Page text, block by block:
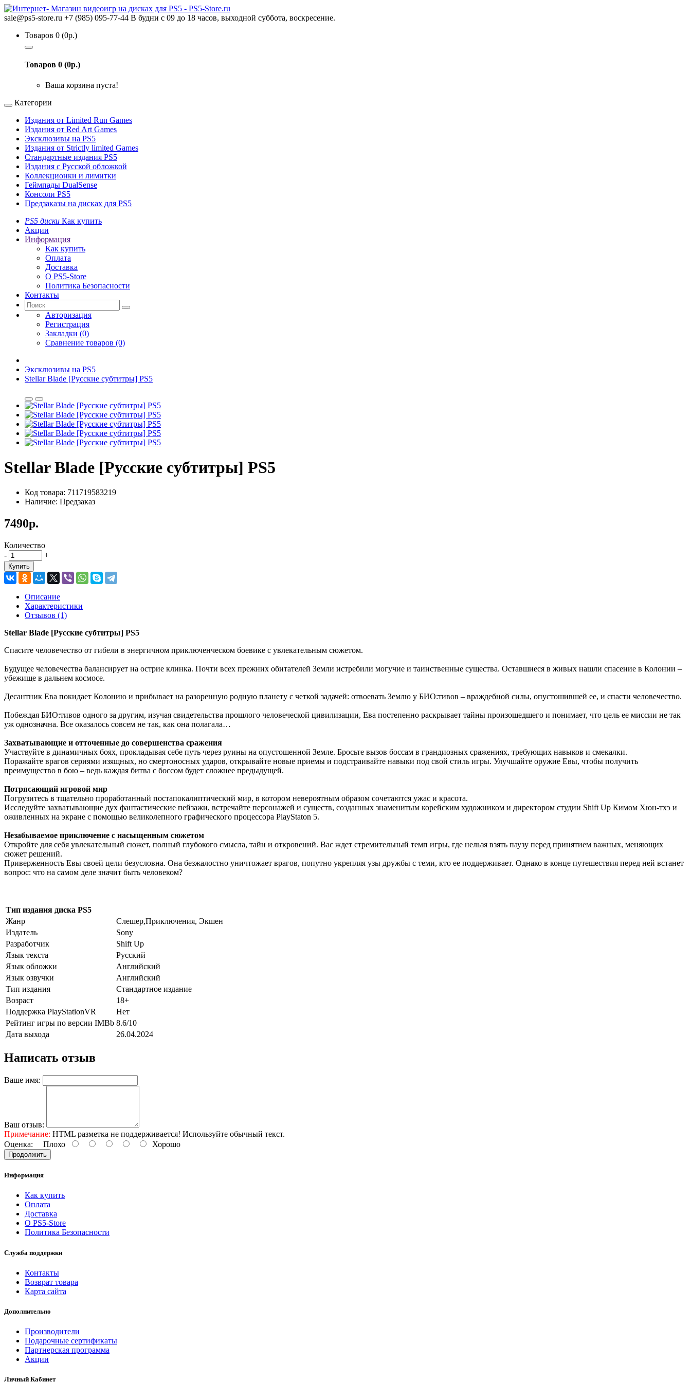
sale@ps5-store.ru +7 (985) 095-77-44 В будни с 09 до 18 часов, выходной суббота, воскресение.
Товаров 0 (0р.)
Товаров 0 (0р.)
Ваша корзина пуста!
Категории
Издания от Limited Run Games
Издания от Red Art Games
Эксклюзивы на PS5
Издания от Strictly limited Games
Стандартные издания PS5
Издания с Русской обложкой
Коллекционки и лимитки
Геймпады DualSense
Консоли PS5
Предзаказы на дисках для PS5
PS5 диски Как купить
Акции
Информация
Как купить
Оплата
Доставка
О PS5-Store
Политика Безопасности
Контакты
Авторизация
Регистрация
Закладки (0)
Сравнение товаров (0)
Эксклюзивы на PS5
Stellar Blade [Русские субтитры] PS5
Stellar Blade [Русские субтитры] PS5
Код товара: 711719583219
Наличие: Предзаказ
7490р.
Количество
-
+
Купить
Описание
Характеристики
Отзывов (1)
Stellar Blade [Русские субтитры] PS5
Спасите человечество от гибели в энергичном приключенческом боевике с увлекательным сюжетом.
Будущее человечества балансирует на острие клинка. Почти всех прежних обитателей Земли истребили могучие и таинственные существа. Оставшиеся в живых нашли спасение в Колонии –
убежище в дальнем космосе.
Десантник Ева покидает Колонию и прибывает на разоренную родную планету с четкой задачей: отвоевать Землю у БИО:тивов – враждебной силы, опустошившей ее, и спасти человечество.
Побеждая БИО:тивов одного за другим, изучая свидетельства прошлого человеческой цивилизации, Ева постепенно раскрывает тайны произошедшего и понимает, что цель ее миссии не так
уж однозначна. Все оказалось совсем не так, как она полагала…
Захватывающие и отточенные до совершенства сражения
Участвуйте в динамичных боях, прокладывая себе путь через руины на опустошенной Земле. Бросьте вызов боссам в грандиозных сражениях, требующих навыков и смекалки.
Поражайте врагов сериями изящных, но смертоносных ударов, открывайте новые приемы и подстраивайте навыки под свой стиль игры. Улучшайте оружие Евы, чтобы получить
преимущество в бою – ведь каждая битва с боссом будет сложнее предыдущей.
Потрясающий игровой мир
Погрузитесь в тщательно проработанный постапокалиптический мир, в котором невероятным образом сочетаются ужас и красота.
Исследуйте захватывающие дух фантастические пейзажи, встречайте персонажей и существ, созданных знаменитым корейским художником и директором студии Shift Up Кимом Хюн-тхэ и
оживленных на экране с помощью великолепного графического процессора PlayStaton 5.
Незабываемое приключение с насыщенным сюжетом
Откройте для себя увлекательный сюжет, полный глубокого смысла, тайн и откровений. Вас ждет стремительный темп игры, где нельзя взять паузу перед принятием важных, меняющих
сюжет решений.
Приверженность Евы своей цели безусловна. Она безжалостно уничтожает врагов, попутно укрепляя узы дружбы с теми, кто ее поддерживает. Однако в конце путешествия перед ней встанет
вопрос: что на самом деле значит быть человеком?
Тип издания диска PS5
Жанр
Слешер,Приключения, Экшен
Издатель
Sony
Разработчик
Shift Up
Язык текста
Русский
Язык обложки
Английский
Язык озвучки
Английский
Тип издания
Стандартное издание
Возраст
18+
Поддержка PlayStationVR
Нет
Рейтинг игры по версии IMBb 8.6/10
Дата выхода
26.04.2024
Написать отзыв
Ваше имя:
Ваш отзыв:
Примечание: HTML разметка не поддерживается! Используйте обычный текст.
Оценка: Плохо Хорошо
Продолжить
Информация
Как купить
Оплата
Доставка
О PS5-Store
Политика Безопасности
Служба поддержки
Контакты
Возврат товара
Карта сайта
Дополнительно
Производители
Подарочные сертификаты
Партнерская программа
Акции
Личный Кабинет